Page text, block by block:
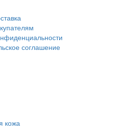
соглашение
кожа